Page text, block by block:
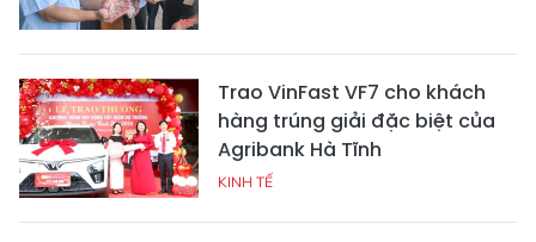
Trao VinFast VF7 cho khách
hàng trúng giải đặc biệt của
Agribank Hà Tĩnh
KINH TẾ